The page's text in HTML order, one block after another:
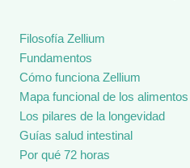
Filosofía Zellium
Fundamentos
Cómo funciona Zellium
Mapa funcional de los alimentos
Los pilares de la longevidad
Guías salud intestinal
Por qué 72 horas